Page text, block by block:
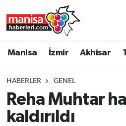
Manisa İzmir Akhisar
HABERLER GENEL
Reha Muhtar
kaldırıldı
Turgutlu
Manisa Nöbetçi Eczaneler
Manisa Trafik Yoğunluk